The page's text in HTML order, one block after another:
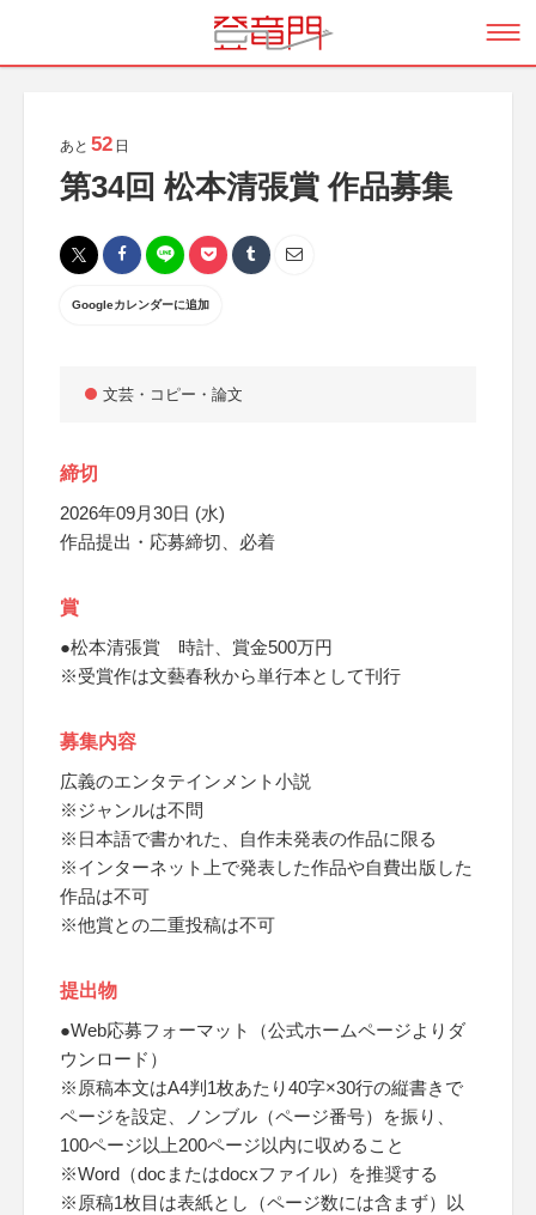
あと 52 日
第34回 松本清張賞 作品募集
Googleカレンダーに追加
文芸・コピー・論文
締切
2026年09月30日 (水)
作品提出・応募締切、必着
賞
●松本清張賞 時計、賞金500万円
※受賞作は文藝春秋から単行本として刊行
募集内容
広義のエンタテインメント小説
※ジャンルは不問
※日本語で書かれた、自作未発表の作品に限る
※インターネット上で発表した作品や自費出版した
作品は不可
※他賞との二重投稿は不可
提出物
●Web応募フォーマット（公式ホームページよりダ
ウンロード）
※原稿本文はA4判1枚あたり40字×30行の縦書きで
ページを設定、ノンブル（ページ番号）を振り、
100ページ以上200ページ以内に収めること
※Word（docまたはdocxファイル）を推奨する
※原稿1枚目は表紙とし（ページ数には含まず）以